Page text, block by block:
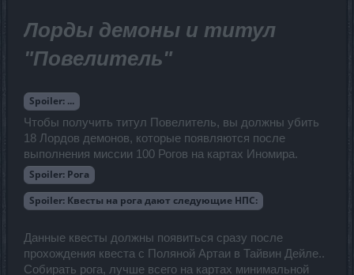
Лорды демоны и титул
"Повелитель"
Spoiler: ...
Чтобы получить титул Повелитель, вы должны убить
18 Лордов демонов, которые появляются после
выполнения миссии 100 Рогов на картах Иномира.
Spoiler: Рога
Spoiler: Квесты на рога дают следующие НПС:
Данные квесты должны появиться сразу после
прохождения квеста с Поляной Артаи в Тайвин Дейле..
Собирать рога, лучше всего на картах минимальной